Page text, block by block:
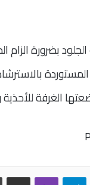
بضرورة الزام
الغرفة للأحذية
واتساب تيلقرام